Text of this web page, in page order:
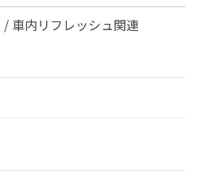
車内リフレッシュ関連